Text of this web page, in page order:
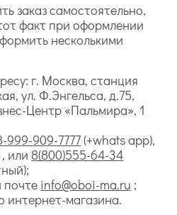
заказ самостоятельно,
факт при оформлении
несколькими
г. Москва, станция
ул. Ф.Энгельса, д.75,
Центр «Пальмира», 1
999-909-7777(+whats app),
, или 8(800)555-64-34
почте info@oboi-ma.ru ;
интернет-магазина.